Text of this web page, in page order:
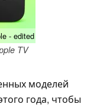
- edited
TV
моделей
года, чтобы